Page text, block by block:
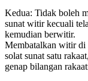
Kedua: Tidak boleh
sunat witir kecuali
kemudian berwitir.
Membatalkan witir di
solat sunat satu
genap bilangan